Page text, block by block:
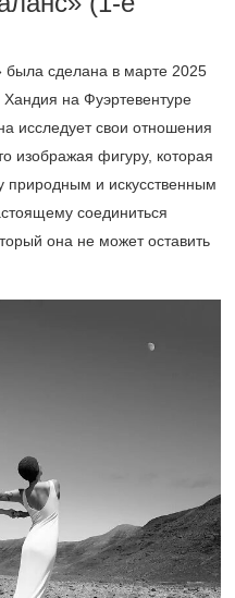
сделана в марте 2025
на Фуэртевентуре
исследует свои отношения
изображая фигуру, которая
природным и искусственным
соединиться
она не может оставить